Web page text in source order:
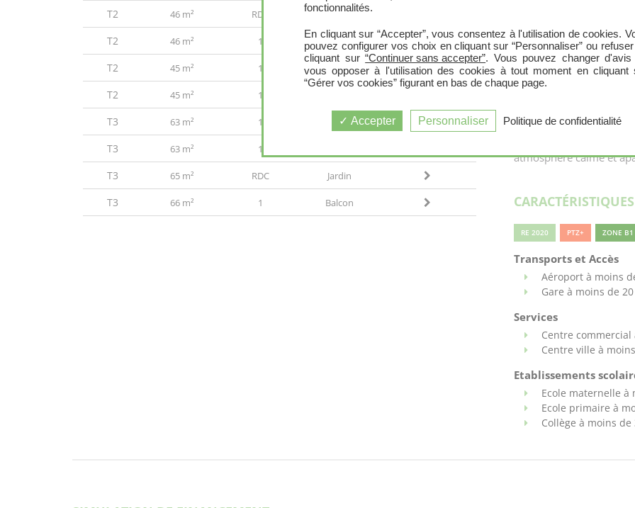
T2 46 m² RDC Balcon
T2 46 m² 1 Balcon
T2 45 m² 1 Balcon
T2 45 m² 1
T3 63 m² 1 Balcon
T3 63 m² 1
T3 65 m² RDC Jardin
T3 66 m² 1 Balcon
pour habiter ou
Elle est une ville
12 000 habitants. Le
constitué de près de
la mobilité durable, en
ville est membre du
quartier offre un cadre
zone résidentielle se
entouré de forêts et de
atmosphère calme et
RE 2020 PTZ+ ZONE B1
Transports et Accès
Aéroport à moins
Gare à moins de
Services
Centre commercial
Centre ville à
Etablissements
Ecole maternelle à
Ecole primaire à
Collège à moins de
fonctionnalités.
En cliquant sur “Accepter”, vous consentez à l'utilisation de cookies.
pouvez configurer vos choix en cliquant sur “Personnaliser” ou
cliquant sur“Continuer sans accepter”. Vous pouvez changer d'avis
vous opposer à l'utilisation des cookies à tout moment en cliquant
“Gérer vos cookies” figurant en bas de chaque page.
Accepter Personnaliser Politique de confidentialité